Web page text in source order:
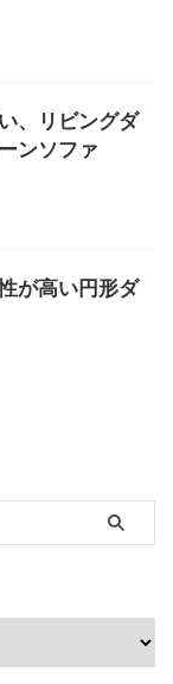
、リビングダ
ンソファ
が高い円形ダ